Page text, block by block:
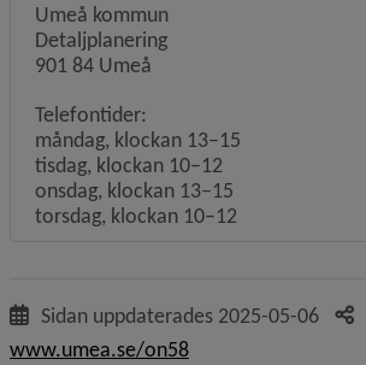
Umeå kommun
Detaljplanering
901 84 Umeå
Telefontider:
måndag, klockan 13–15
tisdag, klockan 10–12
onsdag, klockan 13–15
torsdag, klockan 10–12
Sidan uppdaterades 2025-05-06
www.umea.se/on58